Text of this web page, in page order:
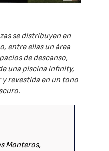
se distribuyen en
entre ellas un área
de descanso,
una piscina infinity,
revestida en un tono
Monteros,